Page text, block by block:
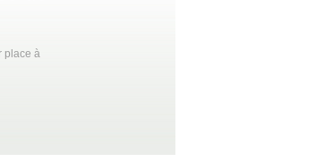
place à